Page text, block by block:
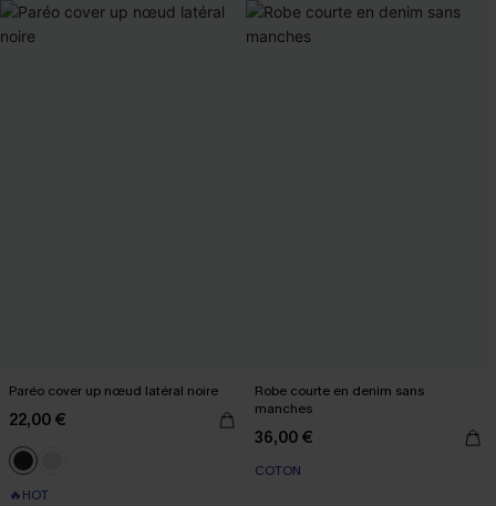
Paréo cover up nœud latéral noire
22,00 €
🔥HOT
Robe courte en denim sans
manches
36,00 €
COTON